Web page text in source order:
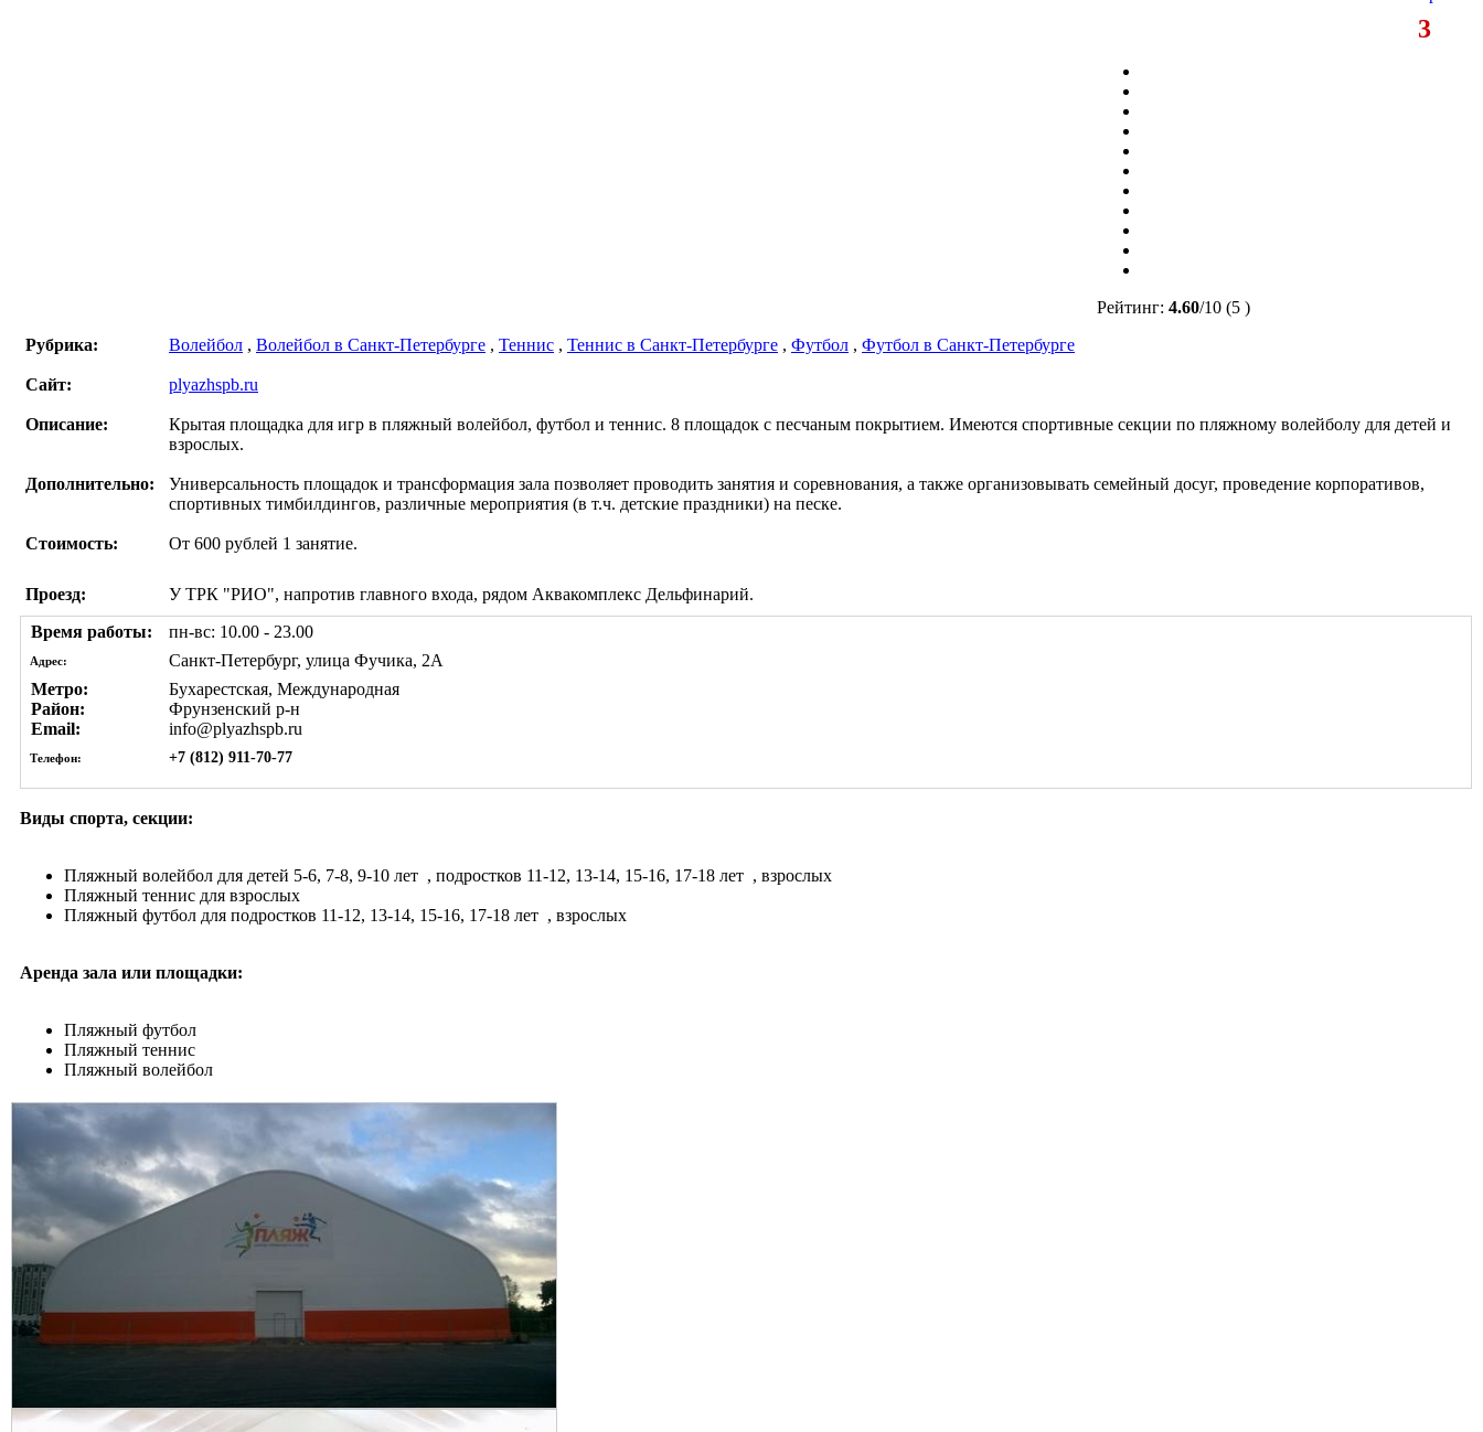
3
Рейтинг: 4.60/10 (5 )
Рубрика:
Волейбол , Волейбол в Санкт-Петербурге , Теннис , Теннис в Санкт-Петербурге , Футбол , Футбол в Санкт-Петербурге
Сайт: plyazhspb.ru
Описание:
Крытая площадка для игр в пляжный волейбол, футбол и теннис. 8 площадок с песчаным покрытием. Имеются спортивные секции по пляжному волейболу для детей и
взрослых.
Дополнительно:
Универсальность площадок и трансформация зала позволяет проводить занятия и соревнования, а также организовывать семейный досуг, проведение корпоративов,
спортивных тимбилдингов, различные мероприятия (в т.ч. детские праздники) на песке.
Стоимость: От 600 рублей 1 занятие.
Проезд:
У ТРК "РИО", напротив главного входа, рядом Аквакомплекс Дельфинарий.
Время работы:
пн-вс: 10.00 - 23.00
Адрес:
Санкт-Петербург, улица Фучика, 2А
Метро:
Бухарестская, Международная
Район:
Фрунзенский р-н
Email:
info@plyazhspb.ru
Телефон: +7 (812) 911-70-77
Виды спорта, секции:
Пляжный волейбол для детей 5-6, 7-8, 9-10 лет , подростков 11-12, 13-14, 15-16, 17-18 лет , взрослых
Пляжный теннис для взрослых
Пляжный футбол для подростков 11-12, 13-14, 15-16, 17-18 лет , взрослых
Аренда зала или площадки:
Пляжный футбол
Пляжный теннис
Пляжный волейбол